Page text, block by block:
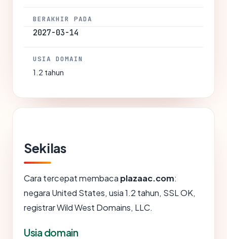
BERAKHIR PADA
2027-03-14
USIA DOMAIN
1.2 tahun
Sekilas
Cara tercepat membaca plazaac.com:
negara United States, usia 1.2 tahun, SSL OK,
registrar Wild West Domains, LLC.
Usia domain